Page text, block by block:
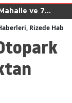
ve 7
Rizede